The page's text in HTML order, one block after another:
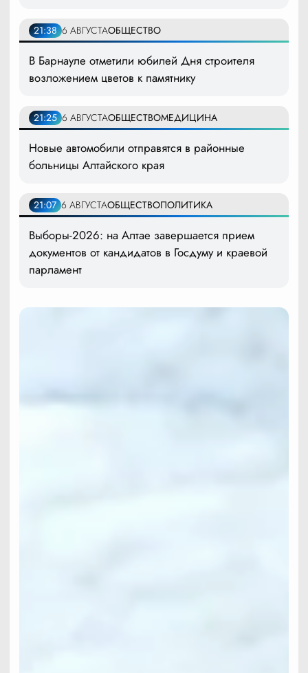
21:38 6 АВГУСТАОБЩЕСТВО
В Барнауле отметили юбилей Дня строителя
возложением цветов к памятнику
21:25 6 АВГУСТАОБЩЕСТВОМЕДИЦИНА
Новые автомобили отправятся в районные
больницы Алтайского края
21:07 6 АВГУСТАОБЩЕСТВОПОЛИТИКА
Выборы-2026: на Алтае завершается прием
документов от кандидатов в Госдуму и краевой
парламент